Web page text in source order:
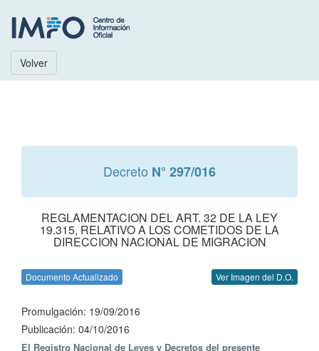
Volver
Decreto N° 297/016
REGLAMENTACION DEL ART. 32 DE LA LEY
19.315, RELATIVO A LOS COMETIDOS DE LA
DIRECCION NACIONAL DE MIGRACION
Documento Actualizado Ver Imagen del D.O.
Promulgación: 19/09/2016
Publicación: 04/10/2016
El Registro Nacional de Leyes y Decretos del presente